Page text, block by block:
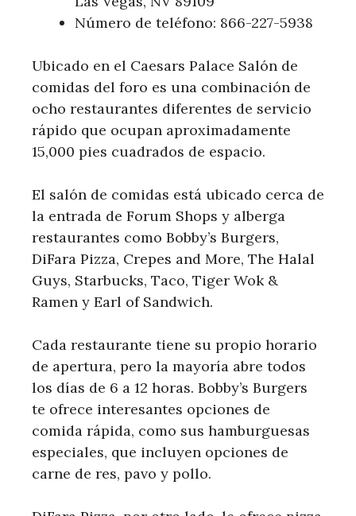
Número de teléfono: 866-227-5938
Ubicado en el Caesars Palace Salón de
comidas del foro es una combinación de
ocho restaurantes diferentes de servicio
rápido que ocupan aproximadamente
15,000 pies cuadrados de espacio.
El salón de comidas está ubicado cerca de
la entrada de Forum Shops y alberga
restaurantes como Bobby’s Burgers,
DiFara Pizza, Crepes and More, The Halal
Guys, Starbucks, Taco, Tiger Wok &
Ramen y Earl of Sandwich.
Cada restaurante tiene su propio horario
de apertura, pero la mayoría abre todos
los días de 6 a 12 horas. Bobby’s Burgers
te ofrece interesantes opciones de
comida rápida, como sus hamburguesas
especiales, que incluyen opciones de
carne de res, pavo y pollo.